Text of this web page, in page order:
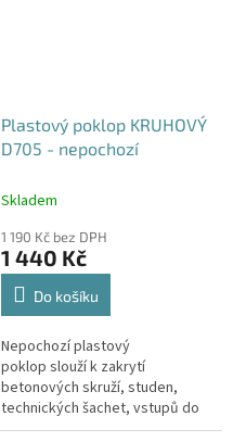
Plastový poklop KRUHOVÝ
D705 - nepochozí
Skladem
1 190 Kč bez DPH
1 440 Kč
Do košíku
Nepochozí plastový
poklop slouží k zakrytí
betonových skruží, studen,
technických šachet, vstupů do
sklepa, nádrží, jímek, septiků